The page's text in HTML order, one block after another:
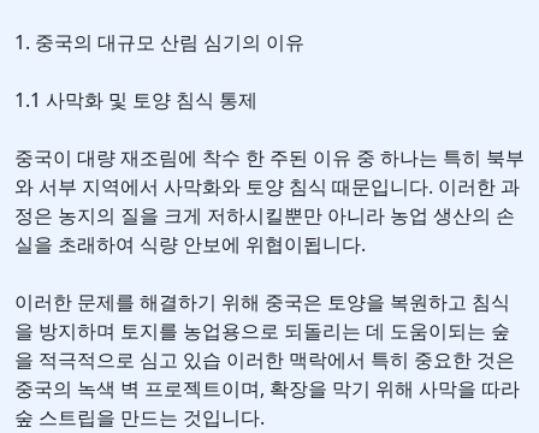
1. 중국의 대규모 산림 심기의 이유
1.1 사막화 및 토양 침식 통제
중국이 대량 재조림에 착수 한 주된 이유 중 하나는 특히 북부
와 서부 지역에서 사막화와 토양 침식 때문입니다. 이러한 과
정은 농지의 질을 크게 저하시킬뿐만 아니라 농업 생산의 손
실을 초래하여 식량 안보에 위협이됩니다.
이러한 문제를 해결하기 위해 중국은 토양을 복원하고 침식
을 방지하며 토지를 농업용으로 되돌리는 데 도움이되는 숲
을 적극적으로 심고 있습 이러한 맥락에서 특히 중요한 것은
중국의 녹색 벽 프로젝트이며, 확장을 막기 위해 사막을 따라
숲 스트립을 만드는 것입니다.